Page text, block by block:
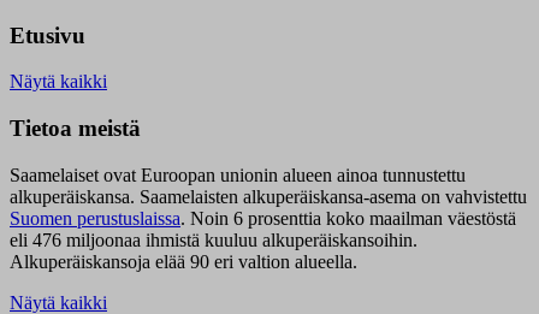
Etusivu
Näytä kaikki
Tietoa meistä
Saamelaiset ovat Euroopan unionin alueen ainoa tunnustettu
alkuperäiskansa. Saamelaisten alkuperäiskansa-asema on vahvistettu
Suomen perustuslaissa. Noin 6 prosenttia koko maailman väestöstä
eli 476 miljoonaa ihmistä kuuluu alkuperäiskansoihin.
Alkuperäiskansoja elää 90 eri valtion alueella.
Näytä kaikki